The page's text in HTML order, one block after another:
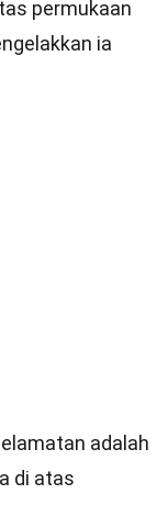
permukaan
ia
adalah
di atas